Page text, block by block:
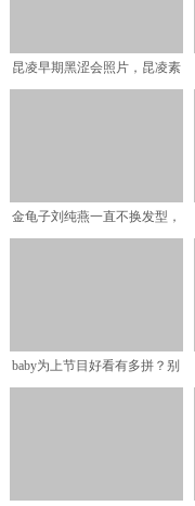
昆凌早期黑涩会照片，昆凌素
金龟子刘纯燕一直不换发型，
baby为上节目好看有多拼？别